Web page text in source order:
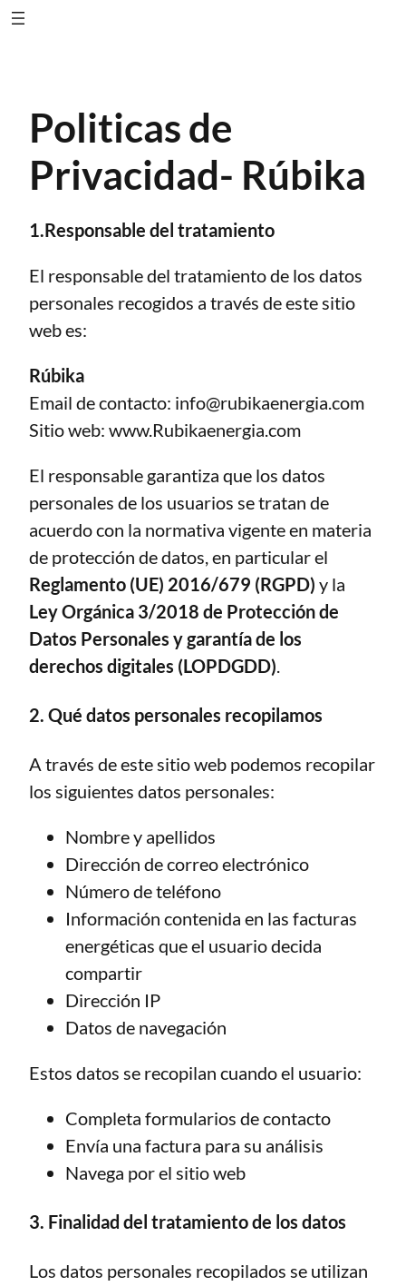
Saltar
Politicas de
Privacidad- Rúbika
1.Responsable del tratamiento
El responsable del tratamiento de los datos
personales recogidos a través de este sitio
web es:
Rúbika
Email de contacto: info@rubikaenergia.com
Sitio web: www.Rubikaenergia.com
El responsable garantiza que los datos
personales de los usuarios se tratan de
acuerdo con la normativa vigente en materia
de protección de datos, en particular el
Reglamento (UE) 2016/679 (RGPD) y la
Ley Orgánica 3/2018 de Protección de
Datos Personales y garantía de los
derechos digitales (LOPDGDD).
2. Qué datos personales recopilamos
A través de este sitio web podemos recopilar
los siguientes datos personales:
Nombre y apellidos
Dirección de correo electrónico
Número de teléfono
Información contenida en las facturas
energéticas que el usuario decida
compartir
Dirección IP
Datos de navegación
Estos datos se recopilan cuando el usuario:
Completa formularios de contacto
Envía una factura para su análisis
Navega por el sitio web
3. Finalidad del tratamiento de los datos
Los datos personales recopilados se utilizan